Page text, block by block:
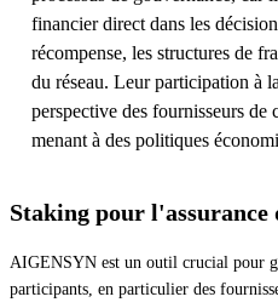
financier direct dans les
récompense, les structures de
du réseau. Leur participation à
perspective des fournisseurs de
menant à des politiques
Staking pour l'assurance
AIGENSYN est un outil crucial pour
participants, en particulier des